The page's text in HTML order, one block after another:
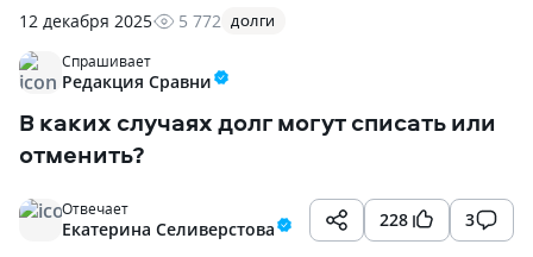
12 декабря 2025 5 772 ДОЛГИ
Спрашивает
Редакция Сравни
В каких случаях долг могут списать или
отменить?
228 3
Отвечает
Екатерина Селиверстова